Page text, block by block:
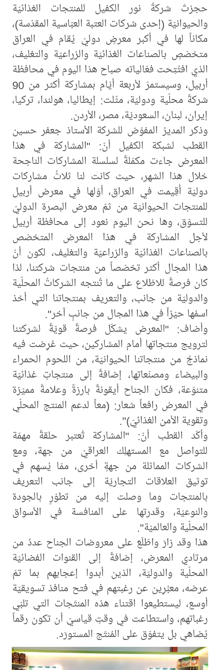
حجزتْ شركةُ نور الكفيل للمنتجات الغذائيّة
والحيوانيّة (إحدى شركات العتبة العبّاسية المقدّسة)،
مكاناً لها في أكبر معرضٍ دوليّ يُقام في العراق
متخصّصٍ بالصناعات الغذائيّة والزراعيّة والتغليف،
الذي افتُتِحت فعّالياته صباح هذا اليوم في محافظة
أربيل، وسيستمرّ لأربعة أيّام بمشاركة أكثر من 90
شركةً محلّية ودوليّة، مثّلت: إيطاليا، هولندا، تركيا،
إيران، لبنان، السعوديّة، مصر، الأردن.
وذكر المديرُ المفوّض للشركة الأستاذ جعفر حسين
القطب لشبكة الكفيل أنّ: "المشاركة في هذا
المعرض جاءت مكمّلةً لسلسلة المشاركات الناجحة
خلال هذا الشهر، حيث كانت لنا ثلاثُ مشاركات
دوليّة أُقِيمت في العراق، أوّلها في معرض أربيل
للمنتجات الحيوانيّة من ثمّ معرض البصرة الدوليّ
للتسوّق، وها نحن اليوم نعود إلى محافظة أربيل
لأجل المشاركة في هذا المعرض المتخصّص
بالصناعات الغذائيّة والزراعيّة والتغليف، لكون أنّ
هذا المجال أكثر تخصّصاً من منتجات شركتنا، لذا
كان فرصةً للاطّلاع على ما تُنتجه الشركاتُ المحلّية
والدوليّة من جانب، والتعريف بمنتجاتنا التي أخذ
اسمُها حيّزاً في هذا المجال من جانبٍ آخر".
وأضاف: "المعرض يشكّل فرصةً قويّةً لشركتنا
لترويج منتجاتها أمام المشاركين، حيث عُرِضت فيه
نماذجُ من منتجاتنا الحيوانيّة، من اللحوم الحمراء
والبيضاء ومصنّعاتها، إضافةً إلى منتجاتٍ غذائيّة
متنوّعة، فكان الجناح أيقونةً بارزةً وعلامةً مميّزة
في المعرض رافعاً شعار: (معاً لدعم المنتج المحلّي
وتقوية الأمن الغذائيّ)".
وأكّد القطب أنّ: "المشاركة تُعتبر حلقةً مهمّة
للتواصل مع المستهلِك العراقيّ من جهة، ومع
الشركات المماثلة من جهةٍ أخرى، ممّا يُسهم في
توثيق العلاقات التجاريّة إلى جانب التعريف
بالمنتجات وما وصلت إليه من تطوّرٍ بالجودة
والنوعيّة، وقدرتها على المنافسة في الأسواق
المحلّية والعالميّة".
هذا وقد زارَ واطّلَعَ على معروضات الجناح عددٌ من
مرتادي المعرض، إضافةً إلى القنوات الفضائيّة
المحلّية والدوليّة، الذين أبدوا إعجابهم بما تمّ
عرضه، معبِّرِين عن رغبتهم في فتح منافذ تسويقيّة
أوسع، ليستطيعوا اقتناء هذه المنتَجات التي تلبّي
رغباتهم، واستطاعت في وقتٍ قياسيّ أن تكون رقماً
يُضاهي بل يتفوّق على المُنتَج المستورَد.